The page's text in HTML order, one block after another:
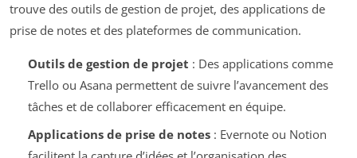
trouve des outils de gestion de projet, des applications de
prise de notes et des plateformes de communication.
Outils de gestion de projet : Des applications comme
Trello ou Asana permettent de suivre l’avancement des
tâches et de collaborer efficacement en équipe.
Applications de prise de notes: Evernote ou Notion